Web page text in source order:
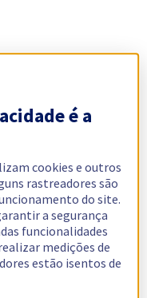
é a
cookies e outros
rastreadores são
do site.
a segurança
funcionalidades
medições de
estão isentos de